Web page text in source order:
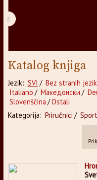
‹
Katalog knjiga
Jezik: SVI / Bez stranih
Italiano / Македонски /
Slovenščina /Ostali
Kategorija: Priručnici / Sport